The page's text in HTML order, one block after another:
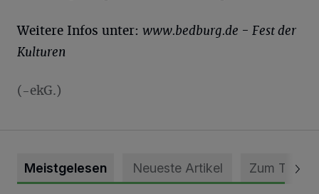
Weitere Infos unter: www.bedburg.de - Fest der
Kulturen
(-ekG.)
Meistgelesen Neueste Artikel Zum Thema